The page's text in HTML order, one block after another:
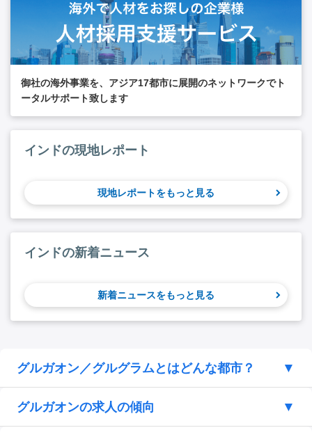
御社の海外事業を、アジア17都市に展開のネットワークでト
ータルサポート致します
インドの現地レポート
現地レポートをもっと見る
インドの新着ニュース
新着ニュースをもっと見る
グルガオン／グルグラムとはどんな都市？
グルガオンの求人の傾向